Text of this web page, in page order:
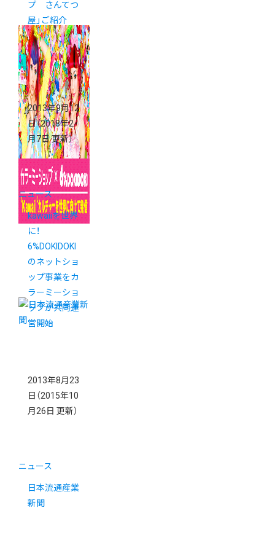
プ さんてつ
屋」ご紹介
2013年9月12
日（2018年2
月7日 更新）
ニュース
kawaiiを世界
に！
6%DOKIDOKI
のネットショ
ップ事業をカ
ラーミーショ
ップが共同運
営開始
2013年8月23
日 （2015年10
月26日 更新）
ニュース
日本流通産業
新聞